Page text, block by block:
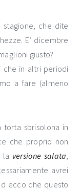
che dite
E’ dicembre
giusto?
in altri periodi
a fare (almeno
sbrisolona in
che proprio non
la versione salata,
avrei
ecco che questo